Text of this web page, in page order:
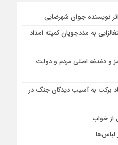
نویسنده جوان شهرضایی
به مددجویان کمیته امداد
و دغدغه اصلی مردم و دولت
برکت به آسیب دیدگان جنگ در
لباس‌ها